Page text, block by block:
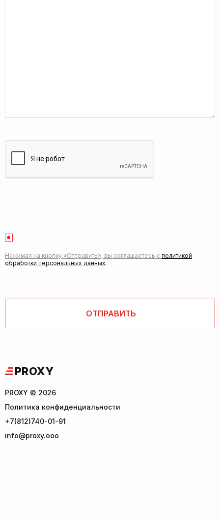
Нажимая на кнопку «Отправить», вы соглашаетесь с политикой
обработки персональных данных.
PROXY
PROXY © 2026
Политика конфиденциальности
+7(812)740-01-91
info@proxy.ooo